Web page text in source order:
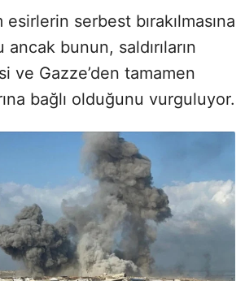
serbest bırakılmasına
ancak bunun, saldırıların
ve Gazze’den tamamen
bağlı olduğunu vurguluyor.